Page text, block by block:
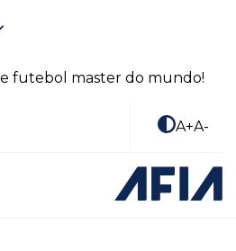
futebol master do mundo!
A+A-